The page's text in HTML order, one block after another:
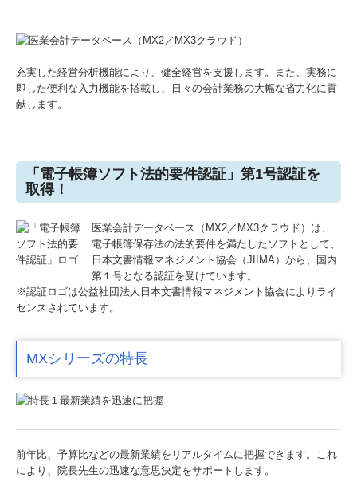
充実した経営分析機能により、健全経営を支援します。また、実務に
即した便利な入力機能を搭載し、日々の会計業務の大幅な省力化に貢
献します。
「電子帳簿ソフト法的要件認証」第1号認証を
取得！
医業会計データベース（MX2／MX3クラウド）は、
電子帳簿保存法の法的要件を満たしたソフトとして、
日本文書情報マネジメント協会（JIIMA）から、国内
第１号となる認証を受けています。
※認証ロゴは公益社団法人日本文書情報マネジメント協会によりライ
センスされています。
MXシリーズの特長
前年比、予算比などの最新業績をリアルタイムに把握できます。これ
により、院長先生の迅速な意思決定をサポートします。